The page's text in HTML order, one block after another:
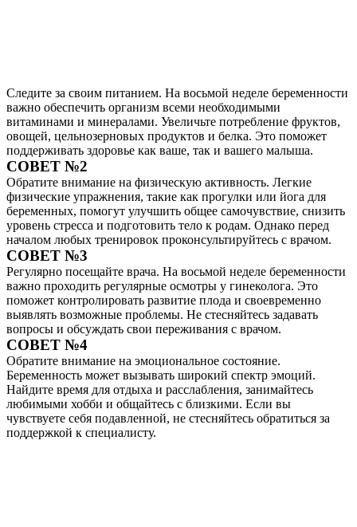
Следите за своим питанием. На восьмой неделе беременности
важно обеспечить организм всеми необходимыми
витаминами и минералами. Увеличьте потребление фруктов,
овощей, цельнозерновых продуктов и белка. Это поможет
поддерживать здоровье как ваше, так и вашего малыша.
СОВЕТ №2
Обратите внимание на физическую активность. Легкие
физические упражнения, такие как прогулки или йога для
беременных, помогут улучшить общее самочувствие, снизить
уровень стресса и подготовить тело к родам. Однако перед
началом любых тренировок проконсультируйтесь с врачом.
СОВЕТ №3
Регулярно посещайте врача. На восьмой неделе беременности
важно проходить регулярные осмотры у гинеколога. Это
поможет контролировать развитие плода и своевременно
выявлять возможные проблемы. Не стесняйтесь задавать
вопросы и обсуждать свои переживания с врачом.
СОВЕТ №4
Обратите внимание на эмоциональное состояние.
Беременность может вызывать широкий спектр эмоций.
Найдите время для отдыха и расслабления, занимайтесь
любимыми хобби и общайтесь с близкими. Если вы
чувствуете себя подавленной, не стесняйтесь обратиться за
поддержкой к специалисту.